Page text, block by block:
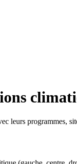
leurs programmes,